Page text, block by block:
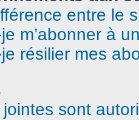
entre le
m’abonner à
résilier mes
sont